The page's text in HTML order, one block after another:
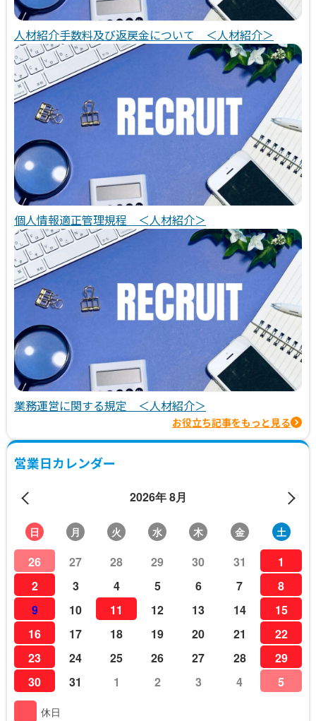
人材紹介手数料及び返戻金について ＜人材紹介＞
個人情報適正管理規程 ＜人材紹介＞
業務運営に関する規定 ＜人材紹介＞
お役立ち記事をもっと見る
営業日カレンダー
2026年 8月
日 月 火 水 木 金 土
26 27 28 29 30 31
1
2
3 4 5 6 7
8
9
10 11 12 13 14
15
16
17 18 19 20 21
22
23
24 25 26 27 28
29
30
31 1 2 3 4 5
休日